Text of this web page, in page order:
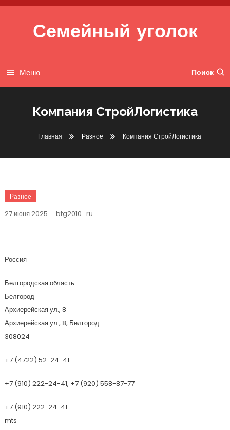
Перейти к содержимому
Семейный уголок
Меню Поиск
Компания СтройЛогистика
Главная Разное Компания СтройЛогистика
Разное
27 июня 2025 btg2010_ru
Россия
Белгородская область
Белгород
Архиерейская ул., 8
Архиерейская ул., 8, Белгород
308024
+7 (4722) 52-24-41
+7 (910) 222-24-41, +7 (920) 558-87-77
+7 (910) 222-24-41
mts